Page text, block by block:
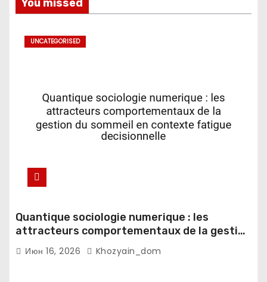
You missed
UNCATEGORISED
Quantique sociologie numerique : les
attracteurs comportementaux de la gestion
du sommeil en contexte fatigue
decisionnelle
Июн 16, 2026 Khozyain_dom